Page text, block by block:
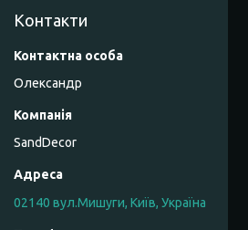
Контакти
Олександр
SandDecor
02140 вул.Мишуги, Київ, Україна